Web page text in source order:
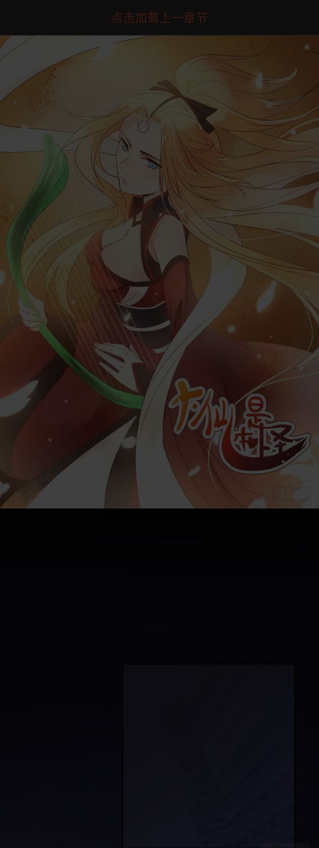
点击加载上一章节